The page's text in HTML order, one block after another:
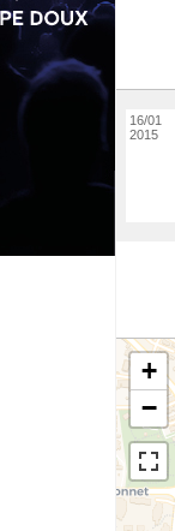
16/01
2015
+
−